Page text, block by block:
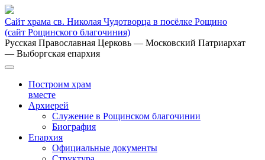
Сайт храма св. Николая Чудотворца в посёлке Рощино
(сайт Рощинского благочиния)
Русская Православная Церковь — Московский Патриархат
— Выборгская епархия
Построим храм
вместе
Архиерей
Служение в Рощинском благочинии
Биография
Епархия
Официальные документы